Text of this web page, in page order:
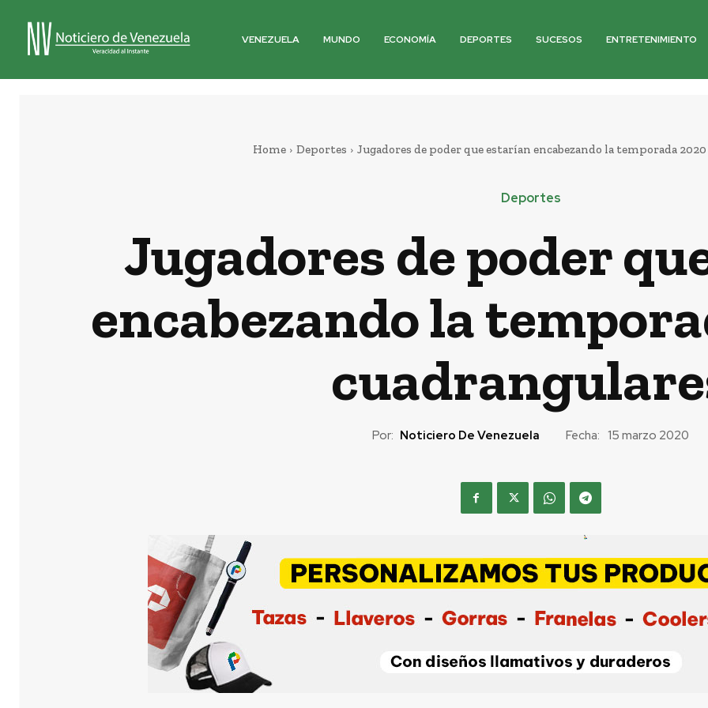
VENEZUELA MUNDO ECONOMÍA DEPORTES SUCESOS ENTRETENIMIENTO
Home Deportes Jugadores de poder que estarían encabezando la temporada
Deportes
Jugadores de poder
encabezando la
Por: Noticiero De Venezuela Fecha: 15 marzo 2020